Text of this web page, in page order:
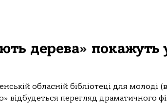
дерева» покажуть
обласній бібліотеці для молоді
відбудеться перегляд драматичного